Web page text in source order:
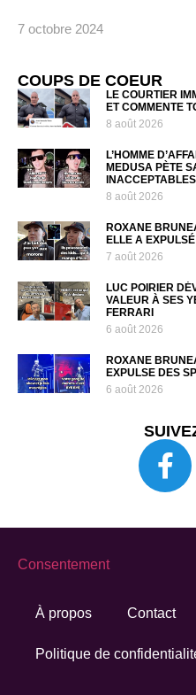
7 octobre 2024
COUPS DE COEUR
LE COURTIER
ET COMMENTE
8 août 2026
L’HOMME
MEDUSA PÈTE
INACCEPTABLES
8 août 2026
ROXANE
ELLE A
7 août 2026
LUC POIRIER
VALEUR À SES
FERRARI
6 août 2026
ROXANE
EXPULSE DES
6 août 2026
À propos Contact
Politique de
Consentement